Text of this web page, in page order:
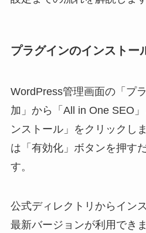
プラグインのインストー
WordPress管理画面の「プ
加」から「All in One SEO
ンストール」をクリックし
は「有効化」ボタンを押す
す。
公式ディレクトリからイン
最新バージョンが利用でき